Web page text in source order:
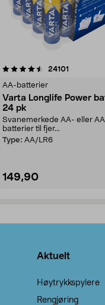
24101
AA-batterier
Varta Longlife Power
24 pk
Svanemerkede AA- eller
batterier til fjer...
Type: AA/LR6
149,90
4.5av 5 stjerner
Aktuelt
Høytrykkspylere
Rengjøring